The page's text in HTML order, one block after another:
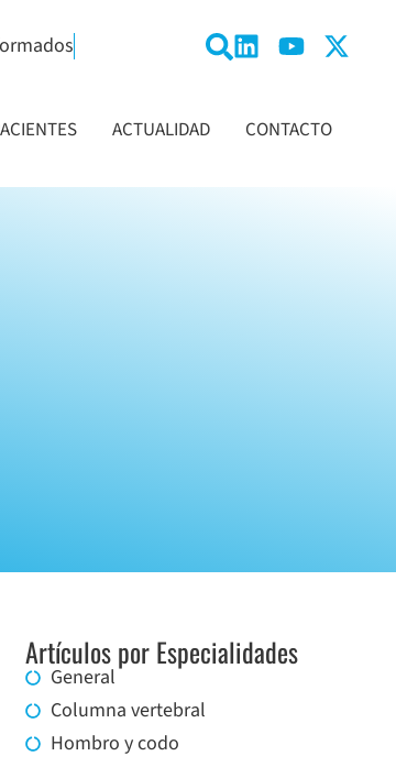
ACTUALIDAD CONTACTO
Artículos por Especialidades
General
Columna vertebral
Hombro y codo